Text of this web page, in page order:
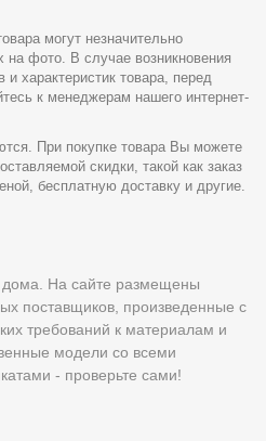
могут незначительно
на фото. В случае возникновения
характеристик товара, перед
к менеджерам нашего интернет-
При покупке товара Вы можете
скидки, такой как заказ
бесплатную доставку и другие.
дома. На сайте размещены
поставщиков, произведенные с
требований к материалам и
модели со всеми
- проверьте сами!